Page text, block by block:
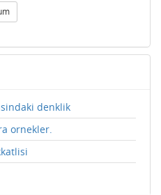
denklik
ornekler.